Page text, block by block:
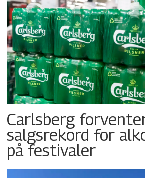
Carlsberg
salgsrekord for
på festivaler